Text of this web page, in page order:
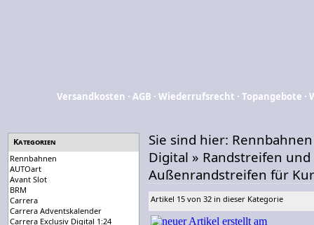
Versandkosten ·AGB ·Wiederrufsrecht ·Topangebote ·
Kategorien
Rennbahnen
AUTOart
Avant Slot
BRM
Carrera
Carrera Adventskalender
Carrera Exclusiv Digital 1:24
Sie sind hier: Rennbahnen
Digital » Randstreifen
Außenrandstreifen für
Artikel 15 von 32 in dieser Kategorie